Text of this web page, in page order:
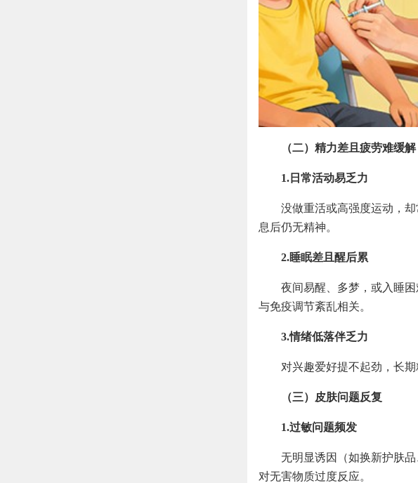
（二）精力差且疲劳难缓解
1.日常活动易乏力
没做重活或高强度运动，
息后仍无精神。
2.睡眠差且醒后累
夜间易醒、多梦，或入睡
与免疫调节紊乱相关。
3.情绪低落伴乏力
对兴趣爱好提不起劲，长
（三）皮肤问题反复
1.过敏问题频发
无明显诱因（如换新护肤
对无害物质过度反应。